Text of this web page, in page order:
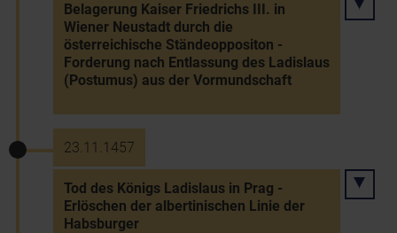
Belagerung Kaiser Friedrichs III. in
Wiener Neustadt durch die
österreichische Ständeoppositon -
Forderung nach Entlassung des Ladislaus
(Postumus) aus der Vormundschaft
23.11.1457
Tod des Königs Ladislaus in Prag -
Erlöschen der albertinischen Linie der
Habsburger